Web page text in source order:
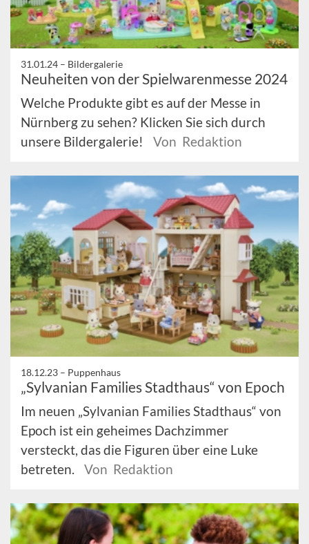
31.01.24 – Bildergalerie
Neuheiten von der Spielwarenmesse 2024
Welche Produkte gibt es auf der Messe in
Nürnberg zu sehen? Klicken Sie sich durch
unsere Bildergalerie!
Von Redaktion
18.12.23 – Puppenhaus
„Sylvanian Families Stadthaus“ von Epoch
Im neuen „Sylvanian Families Stadthaus“ von
Epoch ist ein geheimes Dachzimmer
versteckt, das die Figuren über eine Luke
betreten.
Von Redaktion